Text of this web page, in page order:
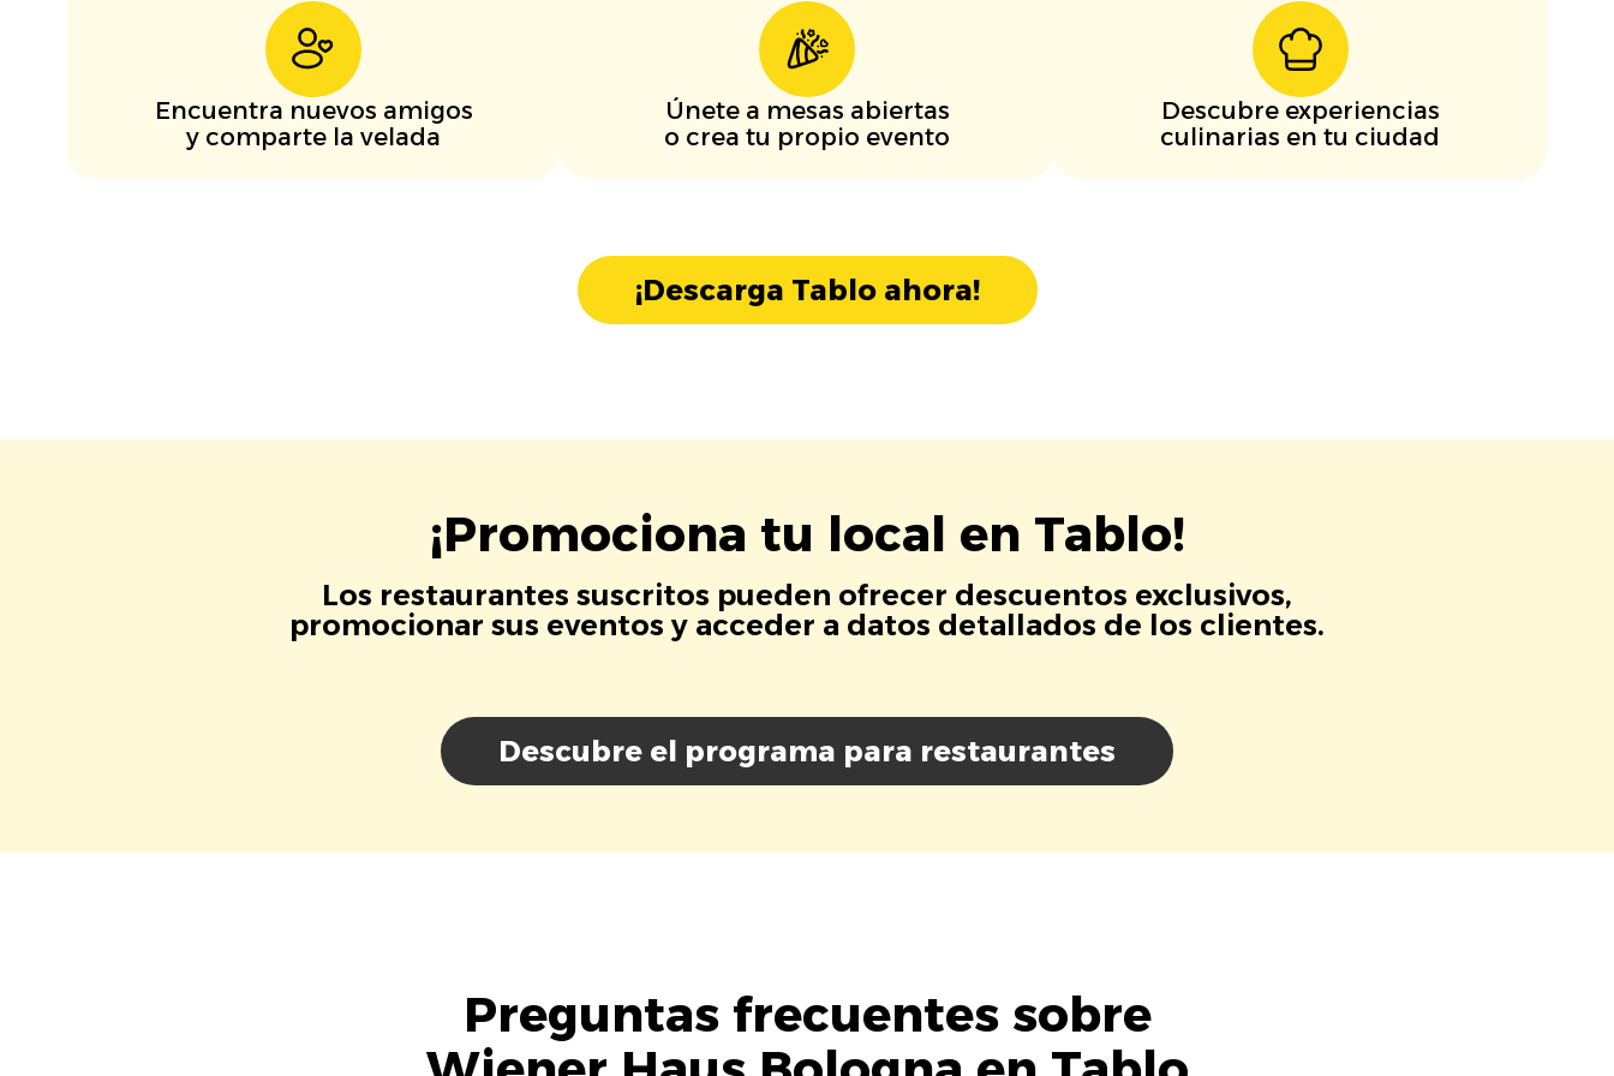
Encuentra nuevos amigos
y comparte la velada
Únete a mesas abiertas
o crea tu propio evento
Descubre experiencias
culinarias en tu ciudad
¡Descarga Tablo ahora!
¡Promociona tu local en Tablo!
Los restaurantes suscritos pueden ofrecer descuentos exclusivos,
promocionar sus eventos y acceder a datos detallados de los clientes.
Descubre el programa para restaurantes
Preguntas frecuentes sobre